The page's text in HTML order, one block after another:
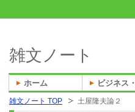
雑文ノート TOP 土屋隆夫論２
雑文ノート
ホーム ビジネス